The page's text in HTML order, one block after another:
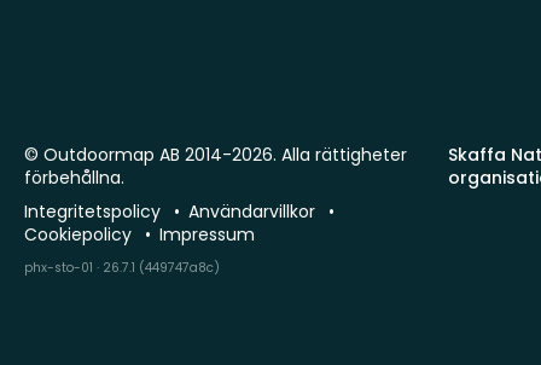
Skaffa
© Outdoormap AB 2014-2026. Alla rättigheter
förbehållna.
Integritetspolicy
Användarvillkor
Cookiepolicy
Impressum
phx-sto-01 · 26.7.1 (449747a8c)